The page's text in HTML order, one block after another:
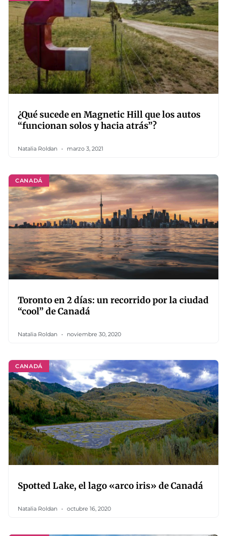
¿Qué sucede en Magnetic Hill que los autos
“funcionan solos y hacia atrás”?
Natalia Roldan marzo 3, 2021
CANADÁ
Toronto en 2 días: un recorrido por la ciudad
“cool” de Canadá
Natalia Roldan noviembre 30, 2020
CANADÁ
Spotted Lake, el lago «arco iris» de Canadá
Natalia Roldan octubre 16, 2020